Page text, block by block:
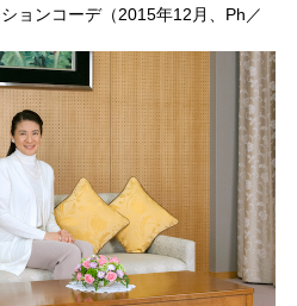
ョンコーデ（2015年12月、Ph／